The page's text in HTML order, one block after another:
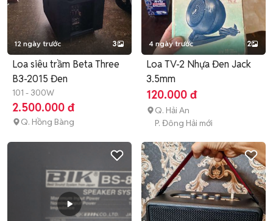
12 ngày trước 3
Loa siêu trầm Beta Three
B3-2015 Đen
101 - 300W
2.500.000 đ
Q. Hồng Bàng
4 ngày trước 2
Loa TV-2 Nhựa Đen Jack
3.5mm
120.000 đ
Q. Hải An
P. Đông Hải mới